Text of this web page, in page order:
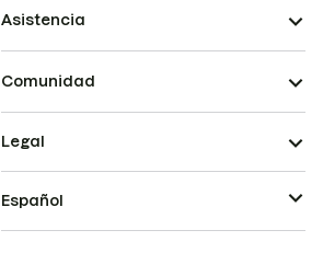
Asistencia
Comunidad
Legal
Español